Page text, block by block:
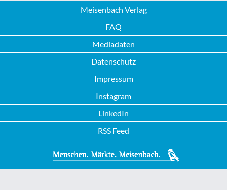
Meisenbach Verlag
FAQ
Mediadaten
Datenschutz
Impressum
Instagram
LinkedIn
RSS Feed